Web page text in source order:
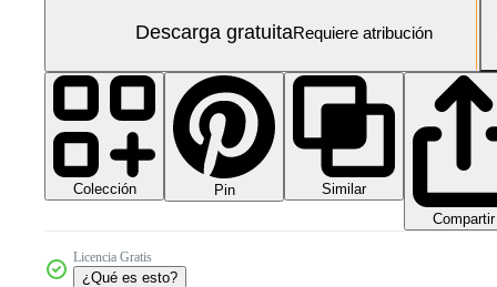
Descarga gratuitaRequiere atribución
Colección Pin
Similar
Compartir
Licencia Gratis
¿Qué es esto?